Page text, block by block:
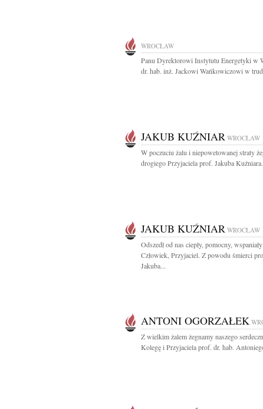
WROCŁAW
Panu Dyrektorowi Instytutu Energetyki w
dr. hab. inż. Jackowi Wańkowiczowi w
JAKUB KUŹNIAR WROCŁAW
W poczuciu żalu i niepowetowanej straty
drogiego Przyjaciela prof. Jakuba
JAKUB KUŹNIAR WROCŁAW
Odszedł od nas ciepły, pomocny, wspaniały
Człowiek, Przyjaciel. Z powodu śmierci
Jakuba...
ANTONI OGORZAŁEK
Z wielkim żalem żegnamy naszego
Kolegę i Przyjaciela prof. dr. hab.